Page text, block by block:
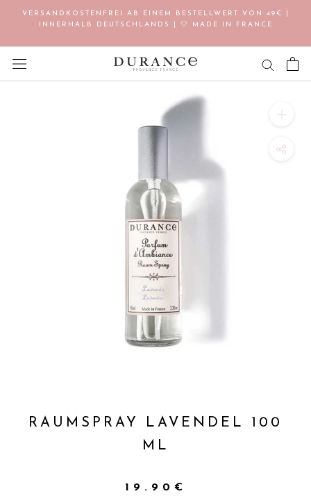
VERSANDKOSTENFREI AB EINEM BESTELLWERT VON 49€ |
INNERHALB DEUTSCHLANDS | 🤍 MADE IN FRANCE
RAUMSPRAY LAVENDEL 100
ML
19.90€